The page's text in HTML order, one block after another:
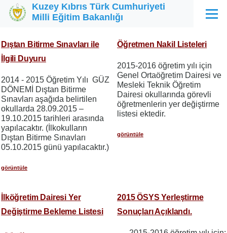
Ana içeriğe atla
Kuzey Kıbrıs Türk Cumhuriyeti
Milli Eğitim Bakanlığı
Menü
Dıştan Bitirme Sınavları ile
İlgili Duyuru
2014 - 2015 Öğretim Yılı GÜZ
DÖNEMİ Dıştan Bitirme
Sınavları aşağıda belirtilen
okullarda 28.09.2015 –
19.10.2015 tarihleri arasında
yapılacaktır. (İlkokulların
Dıştan Bitirme Sınavları
05.10.2015 günü yapılacaktır.)
görüntüle
Öğretmen Nakil Listeleri
2015-2016 öğretim yılı için
Genel Ortaöğretim Dairesi ve
Mesleki Teknik Öğretim
Dairesi okullarında görevli
öğretmenlerin yer değiştirme
listesi ektedir.
görüntüle
İlköğretim Dairesi Yer
Değiştirme Bekleme Listesi
2015 ÖSYS Yerleştirme
Sonuçları Açıklandı.